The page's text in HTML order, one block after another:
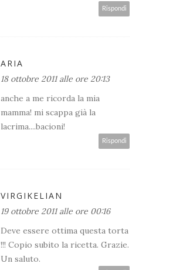
Rispondi
ARIA
18 ottobre 2011 alle ore 20:13
anche a me ricorda la mia
mamma! mi scappa già la
lacrima....bacioni!
Rispondi
VIRGIKELIAN
19 ottobre 2011 alle ore 00:16
Deve essere ottima questa torta
!!! Copio subito la ricetta. Grazie.
Un saluto.